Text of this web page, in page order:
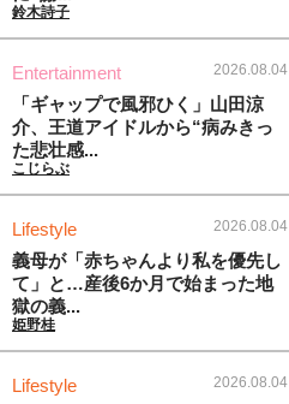
鈴木詩子
Entertainment 2026.08.04
「ギャップで風邪ひく」山田涼
介、王道アイドルから“病みきっ
た悲壮感...
こじらぶ
Lifestyle 2026.08.04
義母が「赤ちゃんより私を優先し
て」と…産後6か月で始まった地
獄の義...
姫野桂
Lifestyle 2026.08.04